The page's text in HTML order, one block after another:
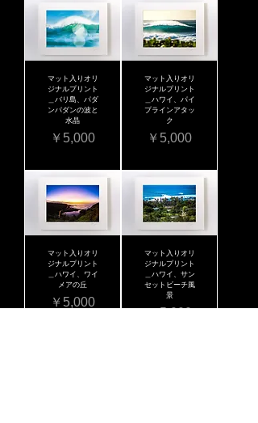
マット入りオリ
ジナルプリント
＿バリ島、パダ
ンパダンの波と
水晶
価格
￥5,000
マット入りオリ
ジナルプリント
＿ハワイ、パイ
プラインアタッ
ク
価格
￥5,000
マット入りオリ
ジナルプリント
＿ハワイ、ワイ
メアの丘
価格
￥5,000
マット入りオリ
ジナルプリント
＿ハワイ、サン
セットビーチ風
景
価格
￥5,000